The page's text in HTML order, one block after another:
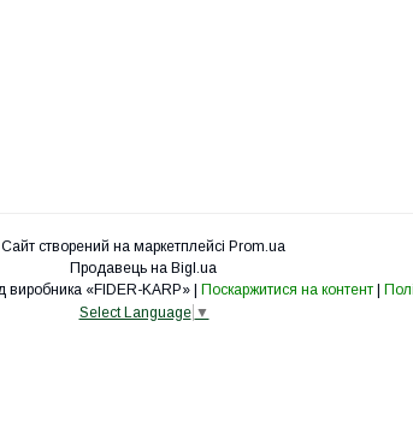
Сайт створений на маркетплейсі Prom.ua
Продавець на Bigl.ua
Поскаржитися на контент
Select Language ▼